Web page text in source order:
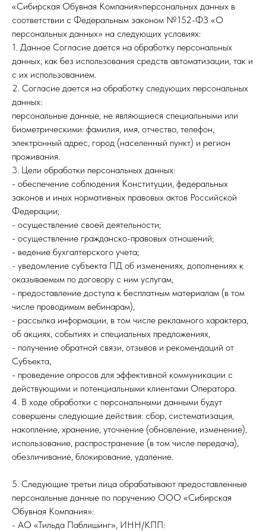
«Сибирская Обувная Компания»персональных данных в
соответствии с Федеральным законом №152-ФЗ «О
персональных данных» на следующих условиях:
1. Данное Согласие дается на обработку персональных
данных, как без использования средств автоматизации, так и
с их использованием.
2. Согласие дается на обработку следующих персональных
данных:
персональные данные, не являющиеся специальными или
биометрическими: фамилия, имя, отчество, телефон,
электронный адрес, город (населенный пункт) и регион
проживания.
3. Цели обработки персональных данных:
- обеспечение соблюдения Конституции, федеральных
законов и иных нормативных правовых актов Российской
Федерации;
- осуществление своей деятельности;
- осуществление гражданско-правовых отношений;
- ведение бухгалтерского учета;
- уведомление субъекта ПД об изменениях, дополнениях к
оказываемым по договору с ним услугам,
- предоставление доступа к бесплатным материалам (в том
числе проводимым вебинарам),
- рассылка информации, в том числе рекламного характера,
об акциях, событиях и специальных предложениях,
- получение обратной связи, отзывов и рекомендаций от
Субъекта,
- проведение опросов для эффективной коммуникации с
действующими и потенциальными клиентами Оператора.
4. В ходе обработки с персональными данными будут
совершены следующие действия: сбор, систематизация,
накопление, хранение, уточнение (обновление, изменение),
использование, распространение (в том числе передача),
обезличивание, блокирование, удаление.
5. Следующие третьи лица обрабатывают предоставленные
персональные данные по поручению ООО «Сибирская
Обувная Компания»:
- АО «Тильда Паблишинг», ИНН/КПП: